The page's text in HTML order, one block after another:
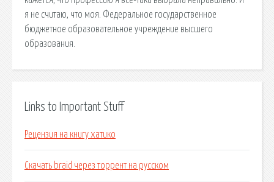
я не считаю, что моя. Федеральное государственное
бюджетное образовательное учреждение высшего
образования.
Links to Important Stuff
Рецензия на книгу хатико
Скачать braid через торрент на русском